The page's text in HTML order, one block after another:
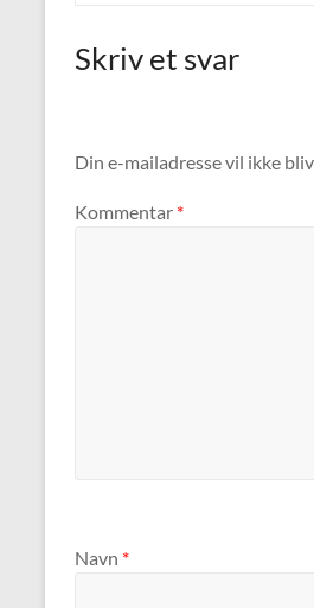
Skriv et svar
Din e-mailadresse vil ikke
Kommentar *
Navn *